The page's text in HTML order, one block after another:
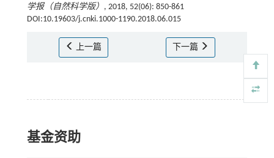
学报（自然科学版） , 2018, 52(06): 850-861
DOI:10.19603/j.cnki.1000-1190.2018.06.015
上一篇 下一篇
基金资助